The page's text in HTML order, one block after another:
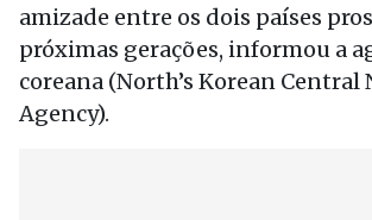
amizade entre os dois países
próximas gerações, informou a
coreana (North’s Korean Central
Agency).